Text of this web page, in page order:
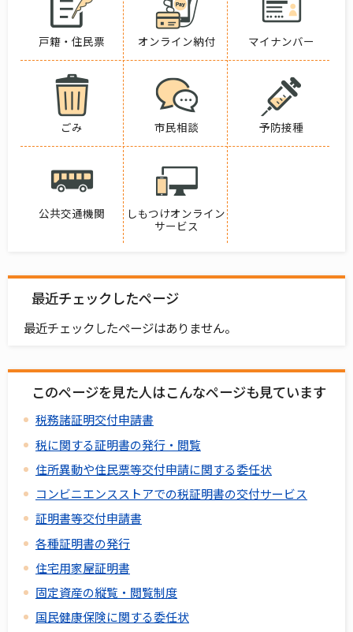
戸籍・住民票 オンライン納付 マイナンバー
ごみ 市民相談 予防接種
公共交通機関
しもつけオンライン
サービス
最近チェックしたページ
最近チェックしたページはありません。
このページを見た人はこんなページも見ています
税務諸証明交付申請書
税に関する証明書の発行・閲覧
住所異動や住民票等交付申請に関する委任状
コンビニエンスストアでの税証明書の交付サービス
証明書等交付申請書
各種証明書の発行
住宅用家屋証明書
固定資産の縦覧・閲覧制度
国民健康保険に関する委任状